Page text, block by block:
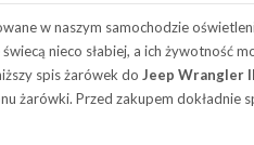
w naszym samochodzie
nieco słabiej, a ich żywotność
spis żarówek do Jeep Wrangler
żarówki. Przed zakupem dokładnie